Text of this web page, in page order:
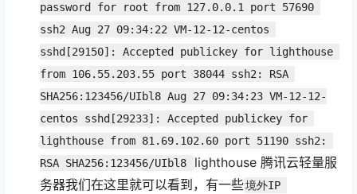
password for root from 127.0.0.1 port 57690
ssh2 Aug 27 09:34:22 VM-12-12-centos
sshd[29150]: Accepted publickey for lighthouse
from 106.55.203.55 port 38044 ssh2: RSA
SHA256:123456/UIbl8 Aug 27 09:34:23 VM-12-12-
centos sshd[29233]: Accepted publickey for
lighthouse from 81.69.102.60 port 51190 ssh2:
RSA SHA256:123456/UIbl8
lighthouse 腾讯云轻量服
务器我们在这里就可以看到，有一些境外IP